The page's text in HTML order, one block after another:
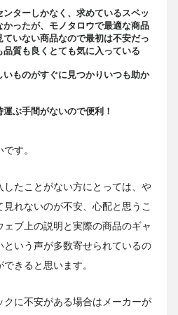
ターしかなく、求めているスペッ
かったが、モノタロウで最適な商品
いない商品なので最初は不安だっ
質も良くとても気に入っている
ものがすぐに見つかりいつも助か
ぶ手間がないので便利！
す。
したことがない方にとっては、や
れないのが不安、心配と思うこ
ブ上の説明と実際の商品のギャ
という声が多数寄せられているの
きると思います。
クに不安がある場合はメーカーが